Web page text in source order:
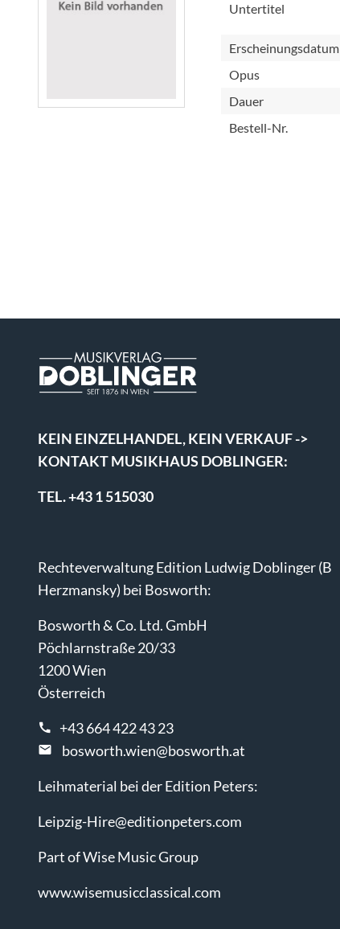
Untertitel
Erscheinungsdatum
Opus
Dauer
Bestell-Nr.
KEIN EINZELHANDEL, KEIN VERKAUF ->
KONTAKT MUSIKHAUS DOBLINGER:
TEL. +43 1 515030
Rechteverwaltung Edition Ludwig Doblinger (B
Herzmansky) bei Bosworth:
Bosworth & Co. Ltd. GmbH
Pöchlarnstraße 20/33
1200 Wien
Österreich
+43 664 422 43 23
bosworth.wien@bosworth.at
Leihmaterial bei der Edition Peters:
Leipzig-Hire@editionpeters.com
Part of Wise Music Group
www.wisemusicclassical.com